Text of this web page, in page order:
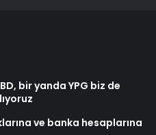
bir yanda YPG biz de
ve banka hesaplarına